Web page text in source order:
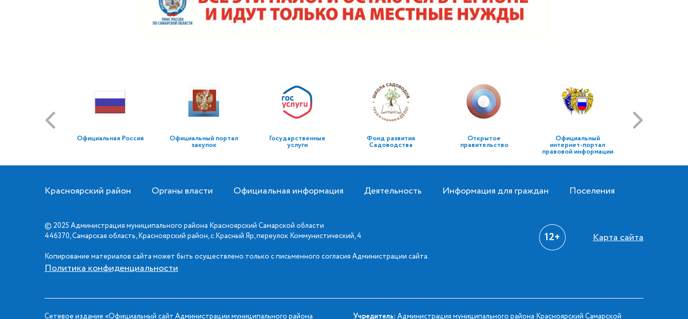
Официальная Россия Официальный портал
закупок
Государственные
услуги
Фонд развития
Садоводства
Открытое
правительство
Официальный
интернет-портал
правовой информации
Красноярский район Органы власти Официальная информация Деятельность Информация для граждан Поселения
© 2025 Администрация муниципального района Красноярский Самарской области
446370, Самарская область, Красноярский район, с.Красный Яр, переулок Коммунистический, 4
Копирование материалов сайта может быть осуществлено только с письменного согласия Администрации сайта.
Политика конфиденциальности
12+ Карта сайта
Сетевое издание «Официальный сайт Администрации муниципального района Учредитель: Администрация муниципального района Красноярский Самарской